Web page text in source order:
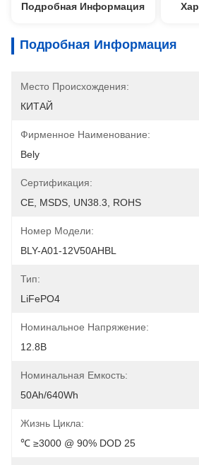
Подробная Информация
Подробная Информация
Место Происхождения:
КИТАЙ
Фирменное Наименование:
Bely
Сертификация:
CE, MSDS, UN38.3, ROHS
Номер Модели:
BLY-A01-12V50AHBL
Тип:
LiFePO4
Номинальное Напряжение:
12.8В
Номинальная Емкость:
50Ah/640Wh
Жизнь Цикла:
℃ ≥3000 @ 90% DOD 25